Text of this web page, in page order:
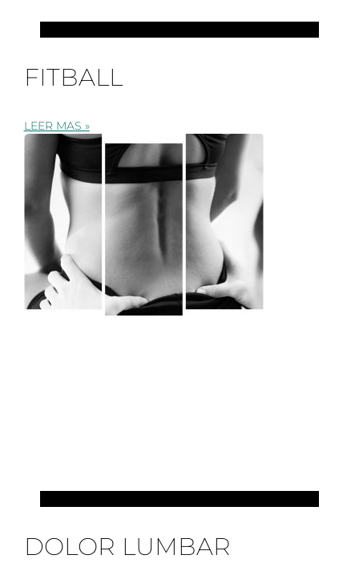
FITBALL
LEER MAS »
DOLOR LUMBAR